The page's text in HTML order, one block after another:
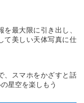
最大限に引き出し、
て美しい天体写真に仕
、スマホをかざすと話
星空を楽しもう